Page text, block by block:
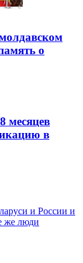
о
месяцев
в
и России и
же люди